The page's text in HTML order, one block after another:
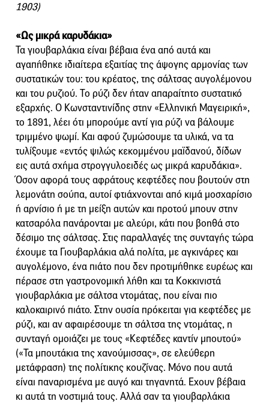
1903)
«Ως μικρά καρυδάκια»
Τα γιουβαρλάκια είναι βέβαια ένα από αυτά και
αγαπήθηκε ιδιαίτερα εξαιτίας της άψογης αρμονίας των
συστατικών του: του κρέατος, της σάλτσας αυγολέμονου
και του ρυζιού. Το ρύζι δεν ήταν απαραίτητο συστατικό
εξαρχής. Ο Κωνσταντινίδης στην «Ελληνική Μαγειρική»,
το 1891, λέει ότι μπορούμε αντί για ρύζι να βάλουμε
τριμμένο ψωμί. Και αφού ζυμώσουμε τα υλικά, να τα
τυλίξουμε «εντός ψιλώς κεκομμένου μαϊδανού, δίδων
εις αυτά σχήμα στρογγυλοειδές ως μικρά καρυδάκια».
Όσον αφορά τους αφράτους κεφτέδες που βουτούν στη
λεμονάτη σούπα, αυτοί φτιάχνονται από κιμά μοσχαρίσιο
ή αρνίσιο ή με τη μείξη αυτών και προτού μπουν στην
κατσαρόλα πανάρονται με αλεύρι, κάτι που βοηθά στο
δέσιμο της σάλτσας. Στις παραλλαγές της συνταγής τώρα
έχουμε τα Γιουβαρλάκια αλά πολίτα, με αγκινάρες και
αυγολέμονο, ένα πιάτο που δεν προτιμήθηκε ευρέως και
πέρασε στη γαστρονομική λήθη και τα Κοκκινιστά
γιουβαρλάκια με σάλτσα ντομάτας, που είναι πιο
καλοκαιρινό πιάτο. Στην ουσία πρόκειται για κεφτέδες με
ρύζι, και αν αφαιρέσουμε τη σάλτσα της ντομάτας, η
συνταγή ομοιάζει με τους «Κεφτέδες καντίν μπουτού»
(«Τα μπουτάκια της χανούμισσας», σε ελεύθερη
μετάφραση) της πολίτικης κουζίνας. Μόνο που αυτά
είναι παναρισμένα με αυγό και τηγανητά. Εχουν βέβαια
κι αυτά τη νοστιμιά τους. Αλλά σαν τα γιουβαρλάκια